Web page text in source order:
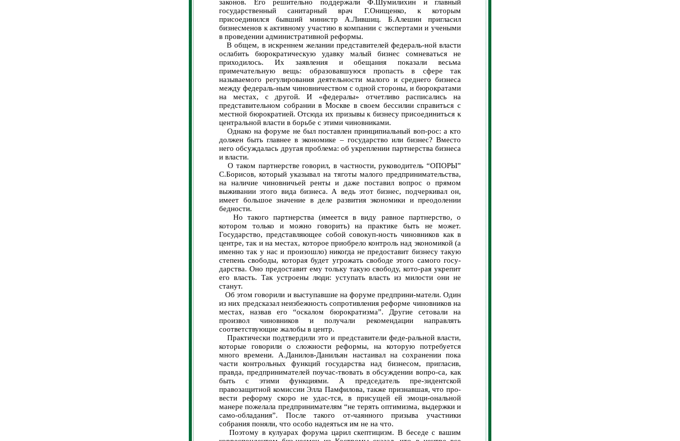
законов. Его решительно поддержали Ф.Шумилихин и главный
государственный санитарный врач Г.Онищенко, к которым
присоединился бывший министр А.Лившиц. Б.Алешин пригласил
бизнесменов к активному участию в компании с экспертами и учеными
в проведении административной реформы.
В общем, в искреннем желании представителей федераль-ной власти
ослабить бюрократическую удавку малый бизнес сомневаться не
приходилось. Их заявления и обещания показали весьма
примечательную вещь: образовавшуюся пропасть в сфере так
называемого регулирования деятельности малого и среднего бизнеса
между федераль-ным чиновничеством с одной стороны, и бюрократами
на местах, с другой. И «федералы» отчетливо расписались на
представительном собрании в Москве в своем бессилии справиться с
местной бюрократией. Отсюда их призывы к бизнесу присоединиться к
центральной власти в борьбе с этими чиновниками.
Однако на форуме не был поставлен принципиальный воп-рос: а кто
должен быть главнее в экономике – государство или бизнес? Вместо
него обсуждалась другая проблема: об укреплении партнерства бизнеса
и власти.
О таком партнерстве говорил, в частности, руководитель “ОПОРЫ”
С.Борисов, который указывал на тяготы малого предпринимательства,
на наличие чиновничьей ренты и даже поставил вопрос о прямом
выживании этого вида бизнеса. А ведь этот бизнес, подчеркивал он,
имеет большое значение в деле развития экономики и преодолении
бедности.
Но такого партнерства (имеется в виду равное партнерство, о
котором только и можно говорить) на практике быть не может.
Государство, представляющее собой совокуп-ность чиновников как в
центре, так и на местах, которое приобрело контроль над экономикой (а
именно так у нас и произошло) никогда не предоставит бизнесу такую
степень свободы, которая будет угрожать свободе этого самого госу-
дарства. Оно предоставит ему тольку такую свободу, кото-рая укрепит
его власть. Так устроены люди: уступать власть из милости они не
станут.
Об этом говорили и выступавшие на форуме предприни-матели. Один
из них предсказал неизбежность сопротивления реформе чиновников на
местах, назвав его “оскалом бюрократизма”. Другие сетовали на
произвол чиновников и получали рекомендации направлять
соответствующие жалобы в центр.
Практически подтвердили это и представители феде-ральной власти,
которые говорили о сложности реформы, на которую потребуется
много времени. А.Данилов-Данильян настаивал на сохранении пока
части контрольных функций государства над бизнесом, пригласив,
правда, предпринимателей поучас-твовать в обсуждении вопро-са, как
быть с этими функциями. А председатель пре-зидентской
правозащитной комиссии Элла Памфилова, также признавшая, что про-
вести реформу скоро не удас-тся, в присущей ей эмоци-ональной
манере пожелала предпринимателям “не терять оптимизма, выдержки и
само-обладания”. После такого от-чаянного призыва участники
собрания поняли, что особо надеяться им не на что.
Поэтому в кулуарах форума царил скептицизм. В беседе с вашим